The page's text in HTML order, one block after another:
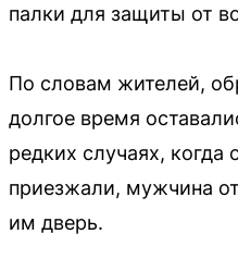
палки для защиты от
По словам жителей,
долгое время
редких случаях, когда
приезжали, мужчина
им дверь.